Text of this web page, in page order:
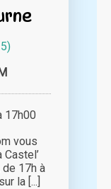
17h00
vous
17h à
la [...]